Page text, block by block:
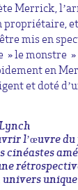
Merrick,
propriétaire,
mis en
» le monstre
en
et doté
l’œuvre
cinéastes